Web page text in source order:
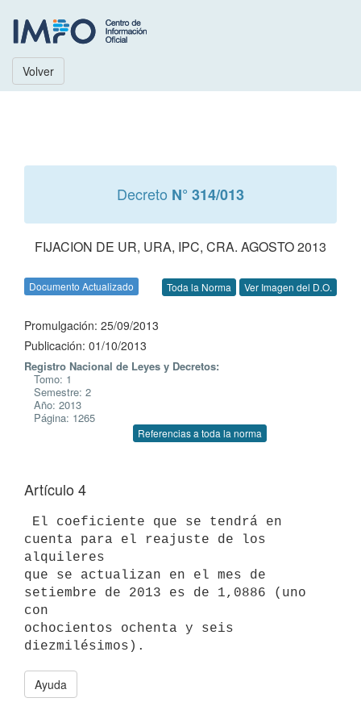
Volver
Decreto N° 314/013
FIJACION DE UR, URA, IPC, CRA. AGOSTO 2013
Documento Actualizado Toda la Norma Ver Imagen del D.O.
Promulgación: 25/09/2013
Publicación: 01/10/2013
Registro Nacional de Leyes y Decretos:
Tomo: 1
Semestre: 2
Año: 2013
Página: 1265
Referencias a toda la norma
Artículo 4
cuenta para el reajuste de los
alquileres
que se actualizan en el mes de
setiembre de 2013 es de 1,0886 (uno
con
ochocientos ochenta y seis
Ayuda